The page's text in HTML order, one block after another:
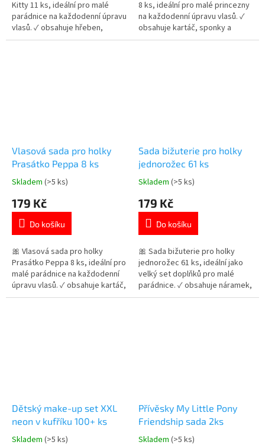
hvězdiček.
Kitty 11 ks, ideální pro malé
parádnice na každodenní úpravu
vlasů. ✓ obsahuje hřeben,
gumičky a sponky ✓ roztomilý
hvězdiček.
8 ks, ideální pro malé princezny
na každodenní úpravu vlasů. ✓
obsahuje kartáč, sponky a
gumičky ✓ krásný
Vlasová sada pro holky
Prasátko Peppa 8 ks
Průměrné
produktu
5,0
5
hvězdiček.
Skladem (>5 ks)
179 Kč
Do košíku
🎀 Vlasová sada pro holky
Prasátko Peppa 8 ks, ideální pro
malé parádnice na každodenní
úpravu vlasů. ✓ obsahuje kartáč,
sponky a gumičky ✓ veselý
Sada bižuterie pro holky
jednorožec 61 ks
Průměrné
produktu
5,0
5
hvězdiček.
Skladem (>5 ks)
179 Kč
Do košíku
🎀 Sada bižuterie pro holky
jednorožec 61 ks, ideální jako
velký set doplňků pro malé
parádnice. ✓ obsahuje náramek,
přívěsky a náušnice ✓ velká
Dětský make-up set XXL
neon v kufříku 100+ ks
Průměrné
Skladem (>5 ks)
Přívěsky My Little Pony
Friendship sada 2ks
Průměrné
Skladem (>5 ks)